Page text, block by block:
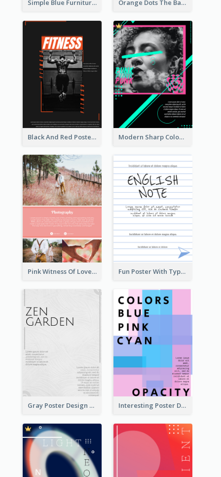
Simple Blue Furniture Online Store Poster Orange Dots The Basketball Tournament Poster
Black And Red Poster Of Gym Modern Sharp Colourful Poster Of Cypher Punk
Pink Witness Of Love Poster With Photos Fun Poster With Typography In Hand Writing Style
Gray Poster Design With Texture Background Interesting Poster Design By Matching Multiple Colour